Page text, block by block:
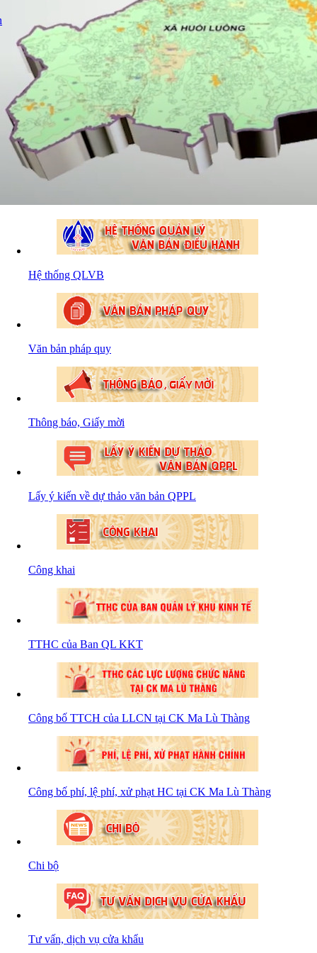
Hệ thống QLVB
Văn bản pháp quy
Thông báo, Giấy mời
Lấy ý kiến về dự thảo văn bản QPPL
Công khai
TTHC của Ban QL KKT
Công bố TTCH của LLCN tại CK Ma Lù Thàng
Công bố phí, lệ phí, xử phạt HC tại CK Ma Lù Thàng
Chi bộ
Tư vấn, dịch vụ cửa khẩu
102/2024/NĐ-CP
điều của Luật Đất đai)
Ngày ban hành: (21/08/2024)